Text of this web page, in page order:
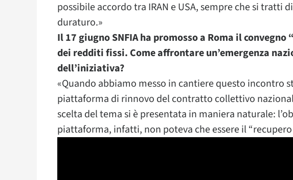
possibile accordo tra IRAN e USA, sempre che si tratti
duraturo.»
Il 17 giugno SNFIA ha promosso a Roma il
dei redditi fissi. Come affrontare un’emergenza
dell’iniziativa?
«Quando abbiamo messo in cantiere questo incontro
piattaforma di rinnovo del contratto collettivo
scelta del tema si è presentata in maniera naturale:
piattaforma, infatti, non poteva che essere il